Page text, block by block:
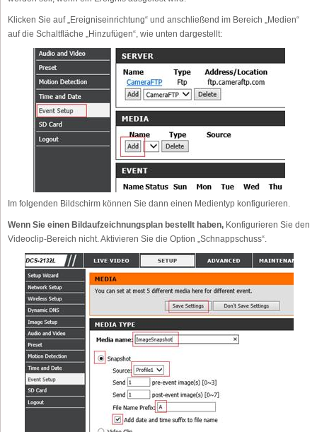
Klicken Sie auf „Ereigniseinrichtung“ und anschließend im Bereich „Medien“
auf die Schaltfläche „Hinzufügen“, wie unten dargestellt:
Im folgenden Bildschirm können Sie dann einen Medientyp konfigurieren.
Wenn Sie einen Bildaufzeichnungsplan bestellt haben, Konfigurieren Sie den
Videoclip-Bereich nicht. Aktivieren Sie die Option „Schnappschuss“.